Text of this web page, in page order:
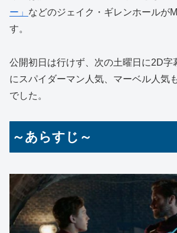
ー」 などのジェイク・ギレンホールが
す。
公開初日は行けず、次の土曜日に2D字
にスパイダーマン人気、マーベル人気
でした。
～あらすじ～